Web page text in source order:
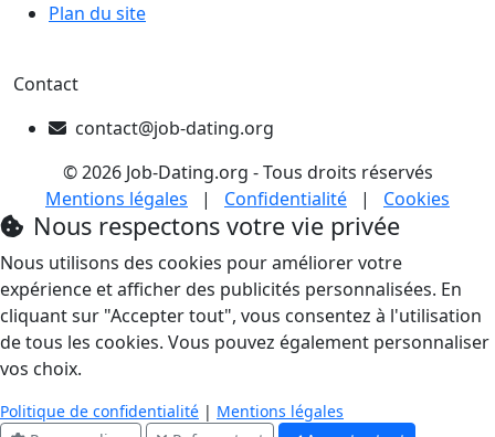
Plan du site
Contact
contact@job-dating.org
© 2026 Job-Dating.org - Tous droits réservés
Mentions légales
| Confidentialité | Cookies
Nous respectons votre vie privée
Nous utilisons des cookies pour améliorer votre
expérience et afficher des publicités personnalisées. En
cliquant sur "Accepter tout", vous consentez à l'utilisation
de tous les cookies. Vous pouvez également personnaliser
vos choix.
Politique de confidentialité | Mentions légales